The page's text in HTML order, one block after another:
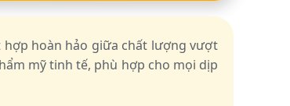
hoàn hảo giữa chất lượng vượt
mỹ tinh tế, phù hợp cho mọi dịp